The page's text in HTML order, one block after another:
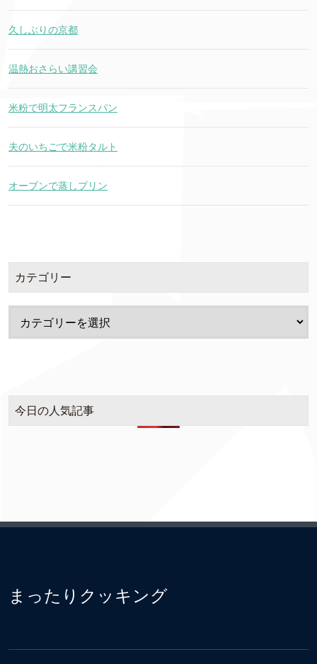
久しぶりの京都
温熱おさらい講習会
米粉で明太フランスパン
夫のいちごで米粉タルト
オーブンで蒸しプリン
カテゴリー
今日の人気記事
まったりクッキング